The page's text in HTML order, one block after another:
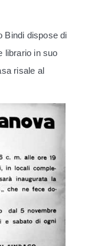
Bindi dispose di
librario in suo
risale al